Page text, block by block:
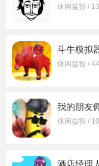
休闲益智 /
斗牛模拟
休闲益智 /
我的朋友
休闲益智 /
酒店经理